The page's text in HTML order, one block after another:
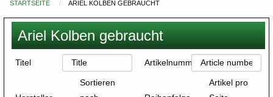
Du
bist
hier
STARTSEITE ARIEL KOLBEN GEBRAUCHT
Ariel Kolben gebraucht
Titel Artikelnummer
Sortieren
Artikel pro